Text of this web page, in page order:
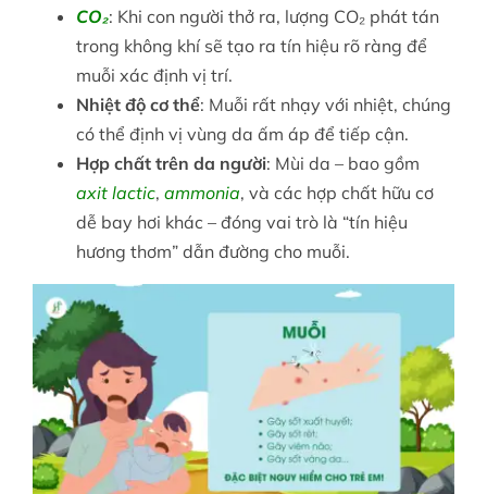
CO₂: Khi con người thở ra, lượng CO₂ phát tán
trong không khí sẽ tạo ra tín hiệu rõ ràng để
muỗi xác định vị trí.
Nhiệt độ cơ thể: Muỗi rất nhạy với nhiệt, chúng
có thể định vị vùng da ấm áp để tiếp cận.
Hợp chất trên da người: Mùi da – bao gồm
axit lactic, ammonia, và các hợp chất hữu cơ
dễ bay hơi khác – đóng vai trò là “tín hiệu
hương thơm” dẫn đường cho muỗi.